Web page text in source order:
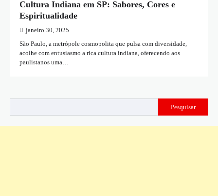
Cultura Indiana em SP: Sabores, Cores e
Espiritualidade
janeiro 30, 2025
São Paulo, a metrópole cosmopolita que pulsa com diversidade,
acolhe com entusiasmo a rica cultura indiana, oferecendo aos
paulistanos uma…
Pesquisar